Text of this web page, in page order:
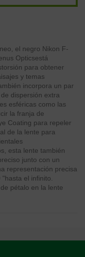
el negro Nikon F-
Opticsestá
para obtener
y temas
incorpora un par
dispersión extra
esféricas como las
la franja de
Coating para repeler
de la lente para
esta lente también
junto con un
representación precisa
el infinito.
pétalo en la lente